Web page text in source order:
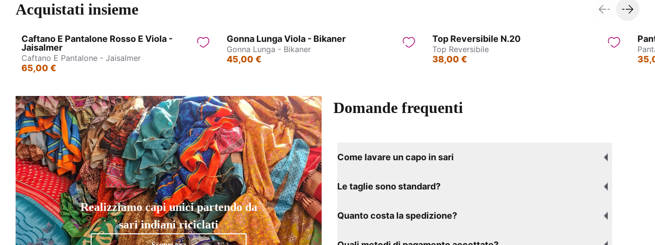
Acquistati insieme
Caftano E Pantalone Rosso E Viola -
Jaisalmer
Caftano E Pantalone - Jaisalmer
65,00 €
Gonna Lunga Viola - Bikaner
Gonna Lunga - Bikaner
45,00 €
Top Reversibile N.20
Top Reversibile
38,00 €
Realizziamo capi unici partendo da
sari indiani riciclati
Domande frequenti
Come lavare un capo in sari
Le taglie sono standard?
Quanto costa la spedizione?